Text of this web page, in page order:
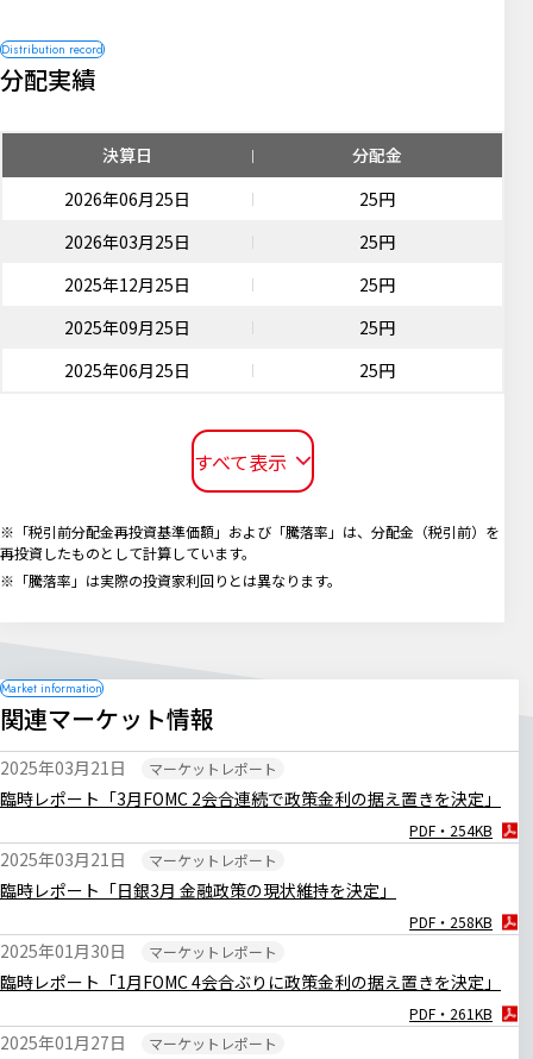
分配実績
決算日
分配金
2026年06月25日
25円
2026年03月25日
25円
2025年12月25日
25円
2025年09月25日
25円
2025年06月25日
25円
すべて表示
※「税引前分配金再投資基準価額」および「騰落率」は、分配金（税引前）を
再投資したものとして計算しています。
※「騰落率」は実際の投資家利回りとは異なります。
関連マーケット情報
臨時レポート「3月FOMC 2会合連続で政策金利の据え置きを決定」
2025年03月21日 マーケットレポート
PDF・254KB
臨時レポート「日銀3月 金融政策の現状維持を決定」
2025年03月21日 マーケットレポート
PDF・258KB
臨時レポート「1月FOMC 4会合ぶりに政策金利の据え置きを決定」
2025年01月30日 マーケットレポート
PDF・261KB
2025年01月27日 マーケットレポート